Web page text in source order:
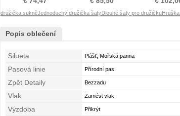
družička sukněJednoduchý družička šatyDlouhé šaty pro družičku
Popis oblečení
Silueta Plášť, Mořská panna
Pasová linie Přírodní pas
Zpět Detaily Bezzadu
Vlak Zamést vlak
Výzdoba Přikrýt